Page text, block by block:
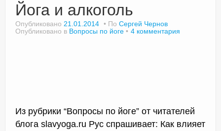
Йога и алкоголь
Опубликовано 21.01.2014 По Сергей Чернов
Опубликовано в Вопросы по йоге 4 комментария
Из рубрики “Вопросы по йоге” от читателей
блога slavyoga.ru Рус спрашивает: Как влияет